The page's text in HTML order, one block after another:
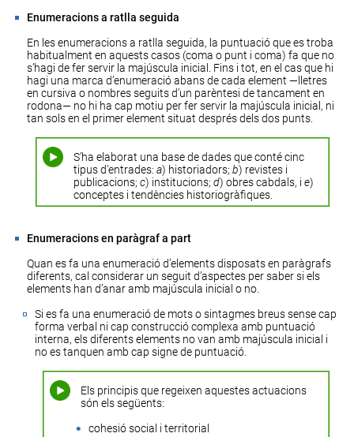
Enumeracions a ratlla seguida
En les enumeracions a ratlla seguida, la puntuació que es troba
habitualment en aquests casos (coma o punt i coma) fa que no
s’hagi de fer servir la majúscula inicial. Fins i tot, en el cas que hi
hagi una marca d’enumeració abans de cada element—lletres
en cursiva o nombres seguits d’un parèntesi de tancament en
rodona— no hi ha cap motiu per fer servir la majúscula inicial, ni
tan sols en el primer element situat després dels dos punts.
S’ha elaborat una base de dades que conté cinc
tipus d’entrades: a) historiadors; b) revistes i
publicacions; c) institucions; d) obres cabdals, i e)
conceptes i tendències historiogràfiques.
Enumeracions en paràgraf a part
Quan es fa una enumeració d’elements disposats en paràgrafs
diferents, cal considerar un seguit d’aspectes per saber si els
elements han d’anar amb majúscula inicial o no.
Si es fa una enumeració de mots o sintagmes breus sense cap
forma verbal ni cap construcció complexa amb puntuació
interna, els diferents elements no van amb majúscula inicial i
no es tanquen amb cap signe de puntuació.
Els principis que regeixen aquestes actuacions
són els següents:
cohesió social i territorial